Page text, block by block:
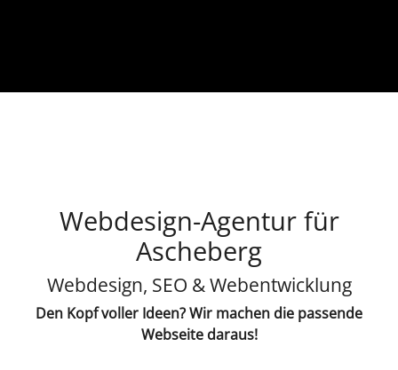
Webdesign-Agentur für
Ascheberg
Webdesign, SEO & Webentwicklung
Den Kopf voller Ideen? Wir machen die passende
Webseite daraus!